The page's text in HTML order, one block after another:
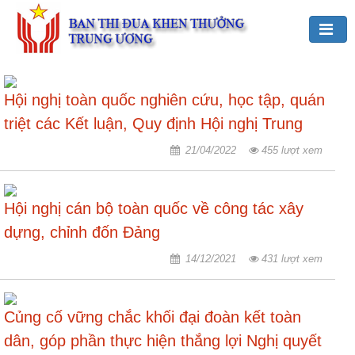
Đảng,
Bác
Hồ
với
thiệu
chung
Ban
TĐKT
Trung
Hội nghị toàn quốc nghiên cứu, học tập, quán
triệt các Kết luận, Quy định Hội nghị Trung
21/04/2022 455 lượt xem
Hội nghị cán bộ toàn quốc về công tác xây
dựng, chỉnh đốn Đảng
14/12/2021 431 lượt xem
Củng cố vững chắc khối đại đoàn kết toàn
dân, góp phần thực hiện thắng lợi Nghị quyết